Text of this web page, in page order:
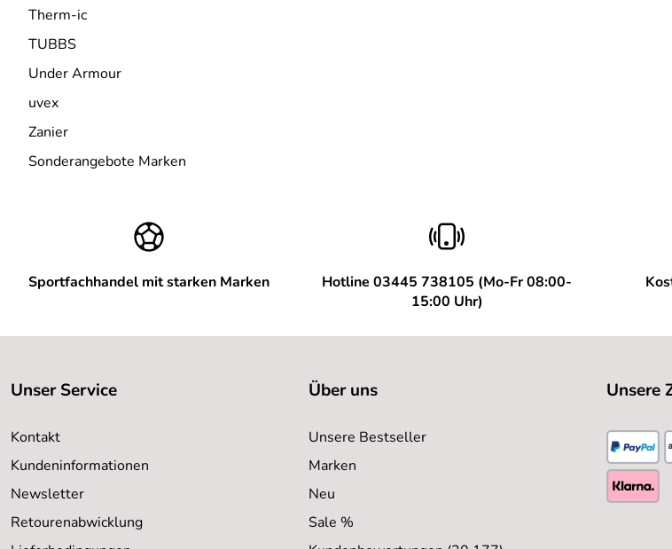
Therm-ic
TUBBS
Under Armour
uvex
Zanier
Sonderangebote Marken
Sportfachhandel mit starken Marken
Hotline 03445 738105 (Mo-Fr 08:00-
15:00 Uhr)
Unser Service
Kontakt
Kundeninformationen
Newsletter
Retourenabwicklung
Über uns
Unsere Bestseller
Marken
Neu
Sale %
Unsere